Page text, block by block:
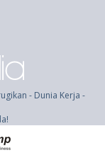
- Dunia Kerja -